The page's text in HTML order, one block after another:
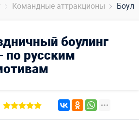
Командные аттракционы
боулинг
русским